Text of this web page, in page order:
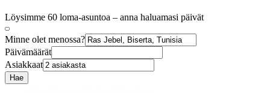
Löysimme 60 loma-asuntoa – anna haluamasi päivät
Minne olet menossa?
Päivämäärät
Asiakkaat
Hae